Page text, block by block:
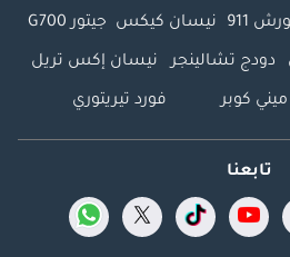
911 نيسان كيكس جيتور G700
دودج تشالينجر نيسان إكس تريل
ميني كوبر فورد تيريتوري
تابعنا